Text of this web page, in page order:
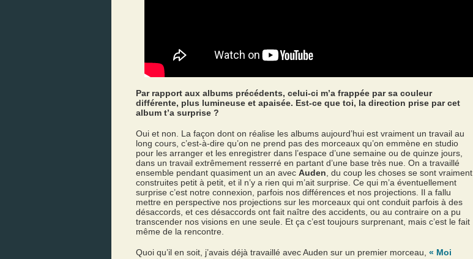
Par rapport aux albums précédents, celui-ci m’a frappée par sa couleur
différente, plus lumineuse et apaisée. Est-ce que toi, la direction prise par cet
album t’a surprise ?
Oui et non. La façon dont on réalise les albums aujourd’hui est vraiment un travail au
long cours, c’est-à-dire qu’on ne prend pas des morceaux qu’on emmène en studio
pour les arranger et les enregistrer dans l’espace d’une semaine ou de quinze jours,
dans un travail extrêmement resserré en partant d’une base très nue. On a travaillé
ensemble pendant quasiment un an avec Auden, du coup les choses se sont vraiment
construites petit à petit, et il n’y a rien qui m’ait surprise. Ce qui m’a éventuellement
surprise c’est notre connexion, parfois nos différences et nos projections. Il a fallu
mettre en perspective nos projections sur les morceaux qui ont conduit parfois à des
désaccords, et ces désaccords ont fait naître des accidents, ou au contraire on a pu
transcender nos visions en une seule. Et ça c’est toujours surprenant, mais c’est le fait
même de la rencontre.
Quoi qu’il en soit, j’avais déjà travaillé avec Auden sur un premier morceau, « Moi